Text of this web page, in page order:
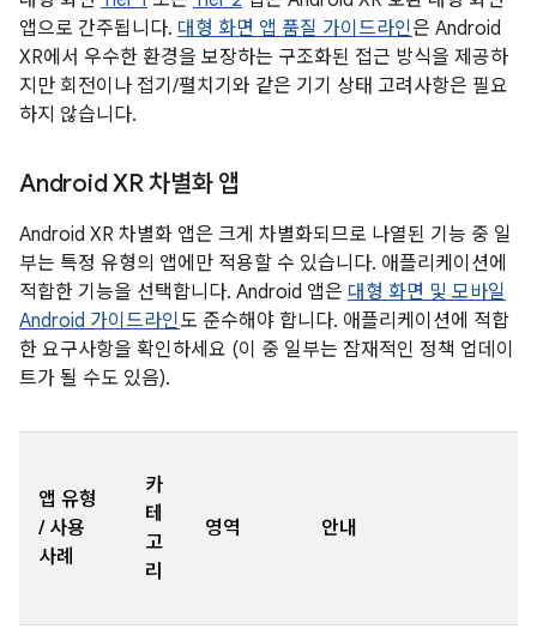
앱으로 간주됩니다. 대형 화면 앱 품질 가이드라인은 Android
XR에서 우수한 환경을 보장하는 구조화된 접근 방식을 제공하
지만 회전이나 접기/펼치기와 같은 기기 상태 고려사항은 필요
하지 않습니다.
Android XR 차별화 앱
Android XR 차별화 앱은 크게 차별화되므로 나열된 기능 중 일
부는 특정 유형의 앱에만 적용할 수 있습니다. 애플리케이션에
적합한 기능을 선택합니다. Android 앱은 대형 화면 및 모바일
Android 가이드라인도 준수해야 합니다. 애플리케이션에 적합
한 요구사항을 확인하세요 (이 중 일부는 잠재적인 정책 업데이
트가 될 수도 있음).
앱 유형
/ 사용
사례
카
테
고
리
영역 안내